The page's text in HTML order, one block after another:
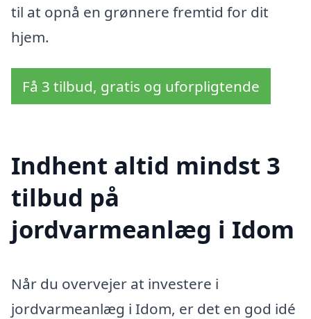
til at opnå en grønnere fremtid for dit
hjem.
Få 3 tilbud, gratis og uforpligtende
Indhent altid mindst 3
tilbud på
jordvarmeanlæg i Idom
Når du overvejer at investere i
jordvarmeanlæg i Idom, er det en god idé